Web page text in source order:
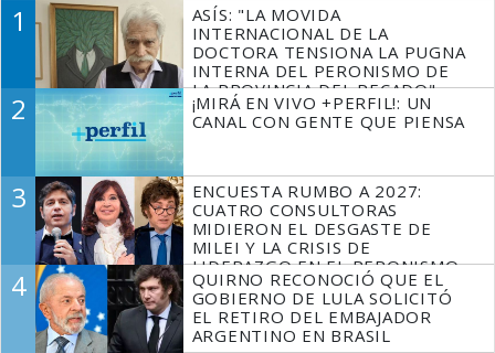
1
ASÍS: "LA MOVIDA
INTERNACIONAL DE LA
DOCTORA TENSIONA LA PUGNA
INTERNA DEL PERONISMO DE
LA PROVINCIA DEL PECADO"
2
¡MIRÁ EN VIVO +PERFIL!: UN
CANAL CON GENTE QUE PIENSA
3
ENCUESTA RUMBO A 2027:
CUATRO CONSULTORAS
MIDIERON EL DESGASTE DE
MILEI Y LA CRISIS DE
LIDERAZGO EN EL PERONISMO
4
QUIRNO RECONOCIÓ QUE EL
GOBIERNO DE LULA SOLICITÓ
EL RETIRO DEL EMBAJADOR
ARGENTINO EN BRASIL